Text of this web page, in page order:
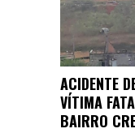
ACIDENTE
VÍTIMA
BAIRRO